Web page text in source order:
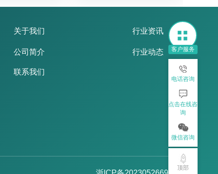
关于我们
公司简介
联系我们
行业资讯
行业动态 客户服务
电话咨询
点击在线咨
询
微信咨询
顶部